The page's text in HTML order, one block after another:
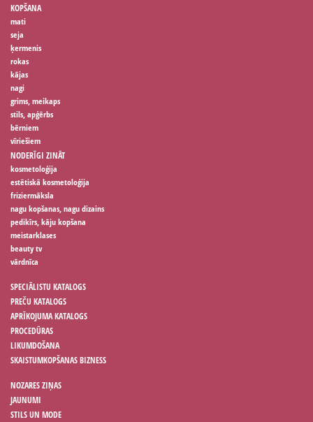
KOPŠANA
mati
seja
ķermenis
rokas
kājas
nagi
grims, meikaps
stils, apģērbs
bērniem
vīriešiem
NODERĪGI ZINĀT
kosmetoloģija
estētiskā kosmetoloģija
friziermāksla
nagu kopšanas, nagu dizains
pedikīrs, kāju kopšana
meistarklases
beauty tv
vārdnīca
SPECIĀLISTU KATALOGS
PREČU KATALOGS
APRĪKOJUMA KATALOGS
PROCEDŪRAS
LIKUMDOŠANA
SKAISTUMKOPŠANAS BIZNESS
NOZARES ZIŅAS
JAUNUMI
STILS UN MODE